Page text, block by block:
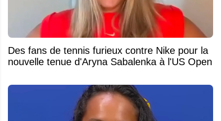
Des fans de tennis furieux contre Nike pour la
nouvelle tenue d'Aryna Sabalenka à l'US Open